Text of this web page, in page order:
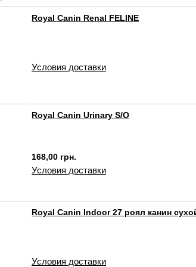
Royal Canin Renal FELINE
Условия доставки
Royal Canin Urinary S/O
168,00 грн.
Условия доставки
Royal Canin Indoor 27 роял канин
Условия доставки